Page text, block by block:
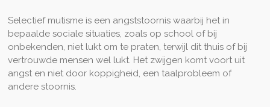
Selectief mutisme is een angststoornis waarbij het in
bepaalde sociale situaties, zoals op school of bij
onbekenden, niet lukt om te praten, terwijl dit thuis of bij
vertrouwde mensen wel lukt. Het zwijgen komt voort uit
angst en niet door koppigheid, een taalprobleem of
andere stoornis.